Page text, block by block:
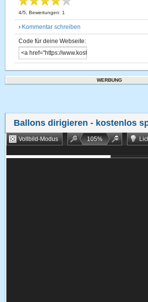
4/5 , Bewertungen: 1
› Kommentar schreiben
Code für deine Webseite:
WERBUNG
Ballons dirigieren - kostenlos
Vollbild-Modus 105%